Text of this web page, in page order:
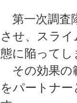
第一次調査
させ、スラ
態に陥って
その効果の
をパートナ